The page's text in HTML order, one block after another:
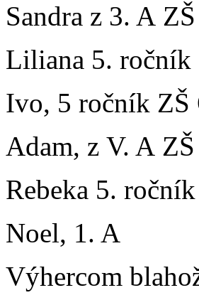
Sandra z 3. A
Liliana 5. ročník
Ivo, 5 ročník ZŠ
Adam, z V. A
Rebeka 5.
Noel, 1. A
Výhercom